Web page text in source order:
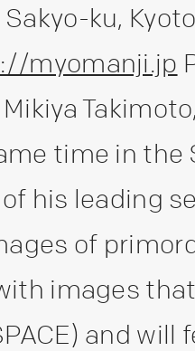
ku,
myomanji.jp
time in the
his leading
of
images
and will